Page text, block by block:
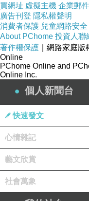
⊕都會風情.自我主義
⊕摩登經典.都會優雅
分享文
⊕國際名品.時尚必
agnes b.- 星星水鑽造
買網址 虛擬主機 企業郵件
廣告刊登 隱私權聲明
消費者保護 兒童網路安全
About PChome 投資人聯
著作權保護 ｜網路家庭
Online
PChome Online and
Online Inc.
個人新聞台
快速發文
心情雜記
藝文欣賞
社會萬象